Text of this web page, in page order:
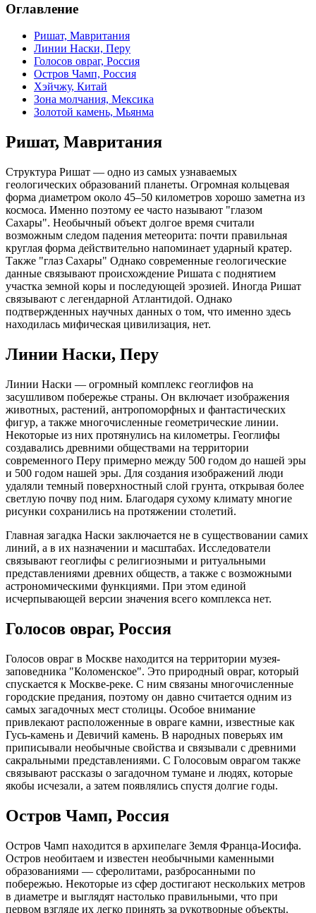
Оглавление
Ришат, Мавритания
Линии Наски, Перу
Голосов овраг, Россия
Остров Чамп, Россия
Хэйчжу, Китай
Зона молчания, Мексика
Золотой камень, Мьянма
Ришат, Мавритания
Структура Ришат — одно из самых узнаваемых
геологических образований планеты. Огромная кольцевая
форма диаметром около 45–50 километров хорошо заметна из
космоса. Именно поэтому ее часто называют "глазом
Сахары". Необычный объект долгое время считали
возможным следом падения метеорита: почти правильная
круглая форма действительно напоминает ударный кратер.
Также "глаз Сахары" Однако современные геологические
данные связывают происхождение Ришата с поднятием
участка земной коры и последующей эрозией. Иногда Ришат
связывают с легендарной Атлантидой. Однако
подтвержденных научных данных о том, что именно здесь
находилась мифическая цивилизация, нет.
Линии Наски, Перу
Линии Наски — огромный комплекс геоглифов на
засушливом побережье страны. Он включает изображения
животных, растений, антропоморфных и фантастических
фигур, а также многочисленные геометрические линии.
Некоторые из них протянулись на километры. Геоглифы
создавались древними обществами на территории
современного Перу примерно между 500 годом до нашей эры
и 500 годом нашей эры. Для создания изображений люди
удаляли темный поверхностный слой грунта, открывая более
светлую почву под ним. Благодаря сухому климату многие
рисунки сохранились на протяжении столетий.
Главная загадка Наски заключается не в существовании самих
линий, а в их назначении и масштабах. Исследователи
связывают геоглифы с религиозными и ритуальными
представлениями древних обществ, а также с возможными
астрономическими функциями. При этом единой
исчерпывающей версии значения всего комплекса нет.
Голосов овраг, Россия
Голосов овраг в Москве находится на территории музея-
заповедника "Коломенское". Это природный овраг, который
спускается к Москве-реке. С ним связаны многочисленные
городские предания, поэтому он давно считается одним из
самых загадочных мест столицы. Особое внимание
привлекают расположенные в овраге камни, известные как
Гусь-камень и Девичий камень. В народных поверьях им
приписывали необычные свойства и связывали с древними
сакральными представлениями. С Голосовым оврагом также
связывают рассказы о загадочном тумане и людях, которые
якобы исчезали, а затем появлялись спустя долгие годы.
Остров Чамп, Россия
Остров Чамп находится в архипелаге Земля Франца-Иосифа.
Остров необитаем и известен необычными каменными
образованиями — сферолитами, разбросанными по
побережью. Некоторые из сфер достигают нескольких метров
в диаметре и выглядят настолько правильными, что при
первом взгляде их легко принять за рукотворные объекты.